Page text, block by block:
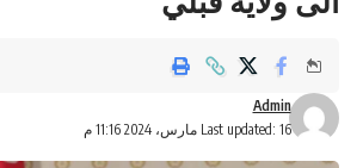
Last updated: 16 مارس، 2024 11:16 م
Admin